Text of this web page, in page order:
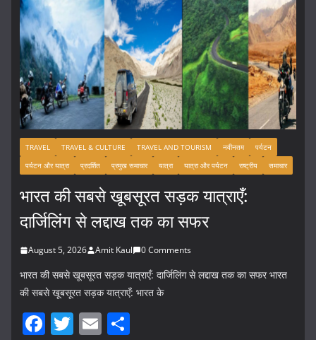
TRAVEL TRAVEL & CULTURE TRAVEL AND TOURISM नवीनतम
पर्यटन
पर्यटन और यात्रा
प्रदर्शित प्रमुख समाचार यात्रा यात्रा और पर्यटन राष्ट्रीय समाचार
भारत की सबसे खूबसूरत सड़क यात्राएँ:
दार्जिलिंग से लद्दाख तक का सफर
August 5, 2026 Amit Kaul 0 Comments
भारत की सबसे खूबसूरत सड़क यात्राएँ: दार्जिलिंग से लद्दाख तक का सफर भारत
की सबसे खूबसूरत सड़क यात्राएँ: भारत के
F T E